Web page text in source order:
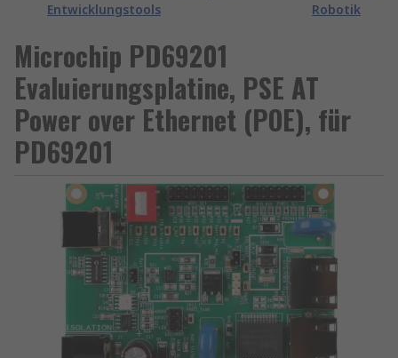
Entwicklungstools
Robotik
Microchip PD69201
Evaluierungsplatine, PSE AT
Power over Ethernet (POE), für
PD69201